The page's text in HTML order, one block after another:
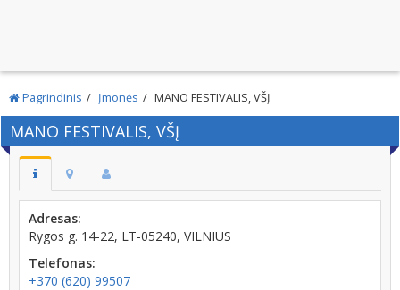
Pagrindinis Įmonės MANO FESTIVALIS, VŠĮ
MANO FESTIVALIS, VŠĮ
Adresas:
Rygos g. 14-22, LT-05240, VILNIUS
Telefonas:
+370 (620) 99507